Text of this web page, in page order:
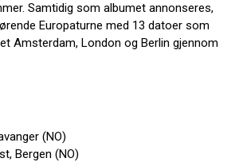
Samtidig som albumet annonseres,
Europaturne med 13 datoer som
Amsterdam, London og Berlin gjennom
(NO)
Bergen (NO)